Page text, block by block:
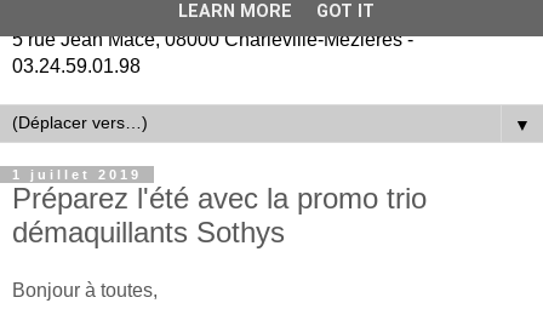
5 rue Jean Macé, 08000 Charleville-Mézières -
03.24.59.01.98
▼
1 juillet 2019
Préparez l'été avec la promo trio
démaquillants Sothys
Bonjour à toutes,
LEARN MORE GOT IT